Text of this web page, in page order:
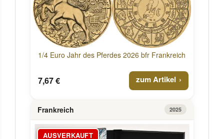
1/4 Euro Jahr des Pferdes 2026 bfr Frankreich
7,67 € zum Artikel
Frankreich 2025
AUSVERKAUFT